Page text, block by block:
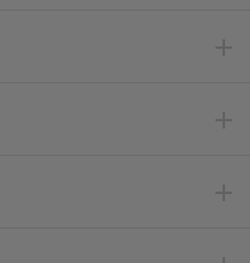
込み価格となります